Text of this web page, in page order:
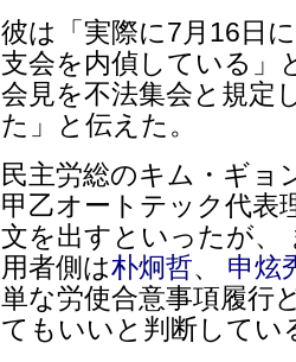
彼は「実際に7月16日
支会を内偵している」
会見を不法集会と規定
た」と伝えた。
民主労総のキム・ギョ
甲乙オートテック代表
文を出すといったが、
用者側は朴炯哲、 申炫
単な労使合意事項履行
てもいいと判断してい